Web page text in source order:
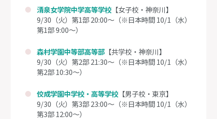
清泉女学院中学高等学校 【女子校・神奈川】
9/30（火）第1部 20:00～（※日本時間 10/1（水）
第1部 9:00～）
森村学園中等部高等部 【共学校・神奈川】
9/30（火）第2部 21:30～（※日本時間 10/1（水）
第2部 10:30～）
佼成学園中学校・高等学校 【男子校・東京】
9/30（火）第3部 23:00～（※日本時間 10/1（水）
第3部 12:00～）